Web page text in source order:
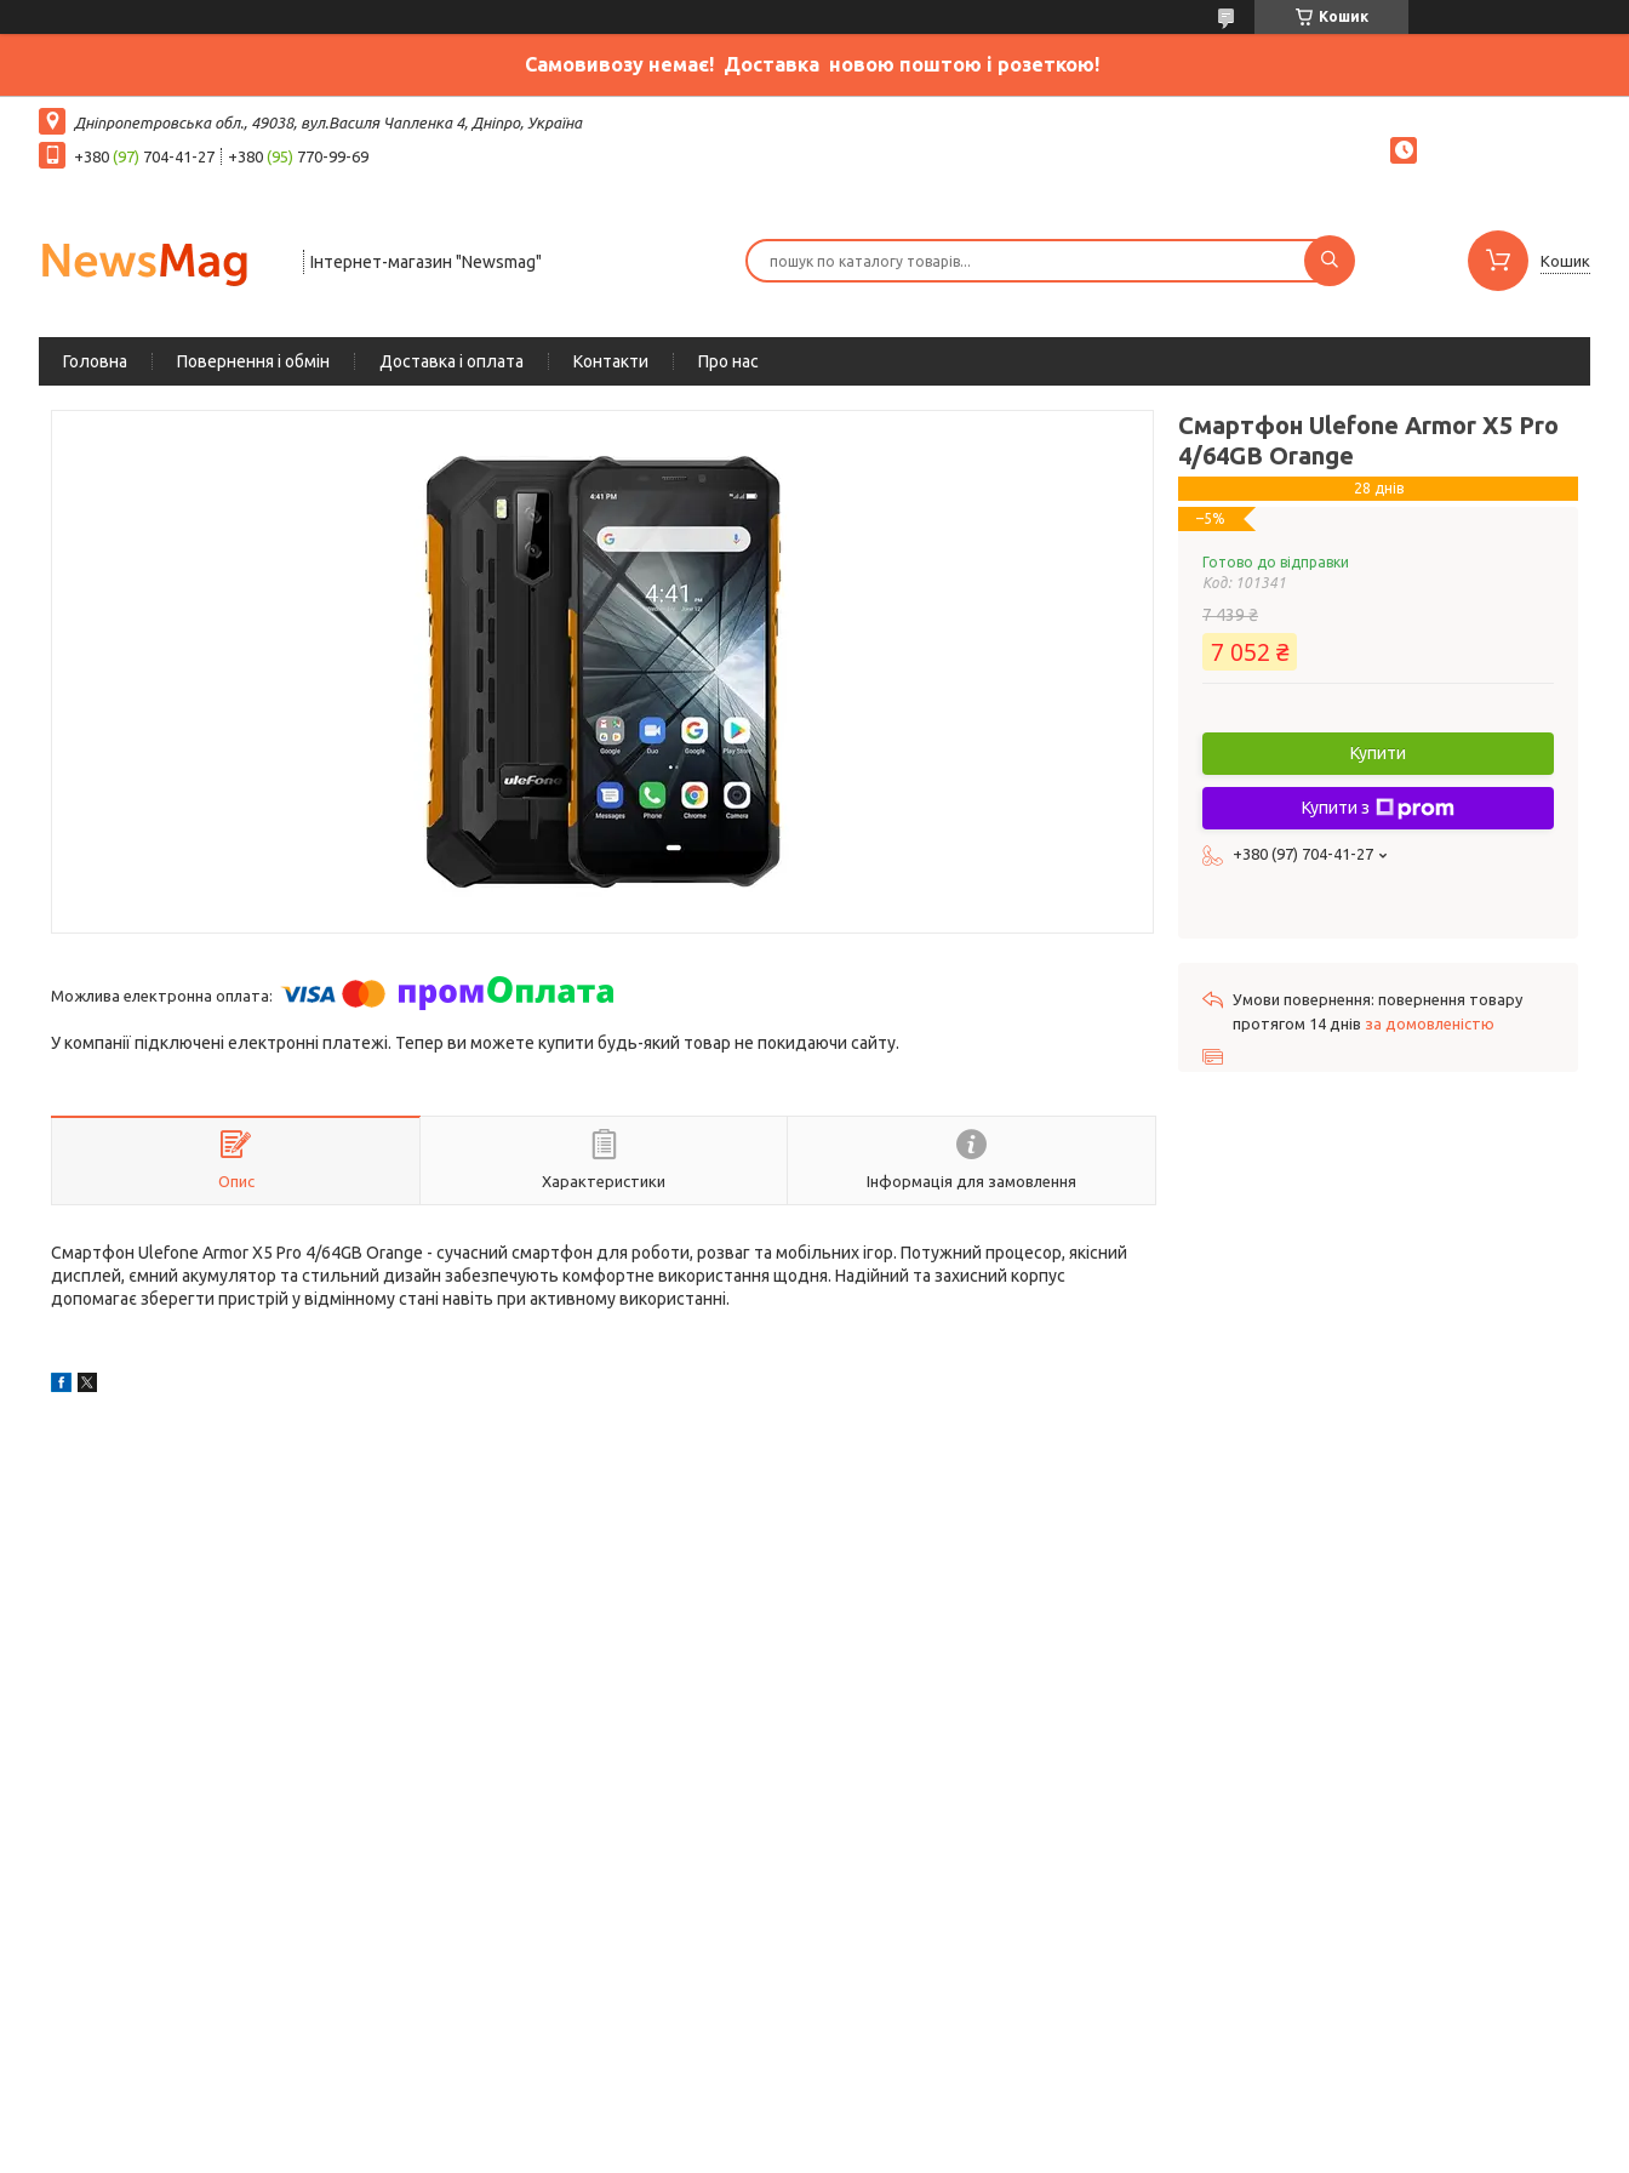
Кошик
Самовивозу немає! Доставка новою поштою і розеткою!
Дніпропетровська обл., 49038, вул.Василя Чапленка 4, Дніпро, Україна
+380 (97) 704-41-27 +380 (95) 770-99-69
Інтернет-магазин "Newsmag" Кошик
Головна Повернення і обмін Доставка і оплата Контакти Про нас
У компанії підключені електронні платежі. Тепер ви можете купити будь-який товар не покидаючи сайту.
Опис Характеристики Інформація для замовлення
Смартфон Ulefone Armor X5 Pro 4/64GB Orange - сучасний смартфон для роботи, розваг та мобільних ігор. Потужний процесор, якісний
дисплей, ємний акумулятор та стильний дизайн забезпечують комфортне використання щодня. Надійний та захисний корпус
допомагає зберегти пристрій у відмінному стані навіть при активному використанні.
Смартфон Ulefone Armor X5 Pro
4/64GB Orange
28 днів
–5%
Готово до відправки
Код: 101341
7 439 ₴
7 052 ₴
Купити
Купити з
+380 (97) 704-41-27
повернення товару
протягом 14 днів за домовленістю